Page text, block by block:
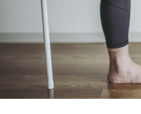
på